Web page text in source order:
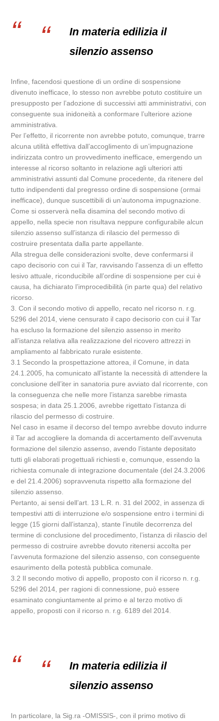
In materia edilizia il
silenzio assenso
Infine, facendosi questione di un ordine di sospensione
divenuto inefficace, lo stesso non avrebbe potuto costituire un
presupposto per l’adozione di successivi atti amministrativi, con
conseguente sua inidoneità a conformare l’ulteriore azione
amministrativa.
Per l’effetto, il ricorrente non avrebbe potuto, comunque, trarre
alcuna utilità effettiva dall’accoglimento di un’impugnazione
indirizzata contro un provvedimento inefficace, emergendo un
interesse al ricorso soltanto in relazione agli ulteriori atti
amministrativi assunti dal Comune procedente, da ritenere del
tutto indipendenti dal pregresso ordine di sospensione (ormai
inefficace), dunque suscettibili di un’autonoma impugnazione.
Come si osserverà nella disamina del secondo motivo di
appello, nella specie non risultava neppure configurabile alcun
silenzio assenso sull’istanza di rilascio del permesso di
costruire presentata dalla parte appellante.
Alla stregua delle considerazioni svolte, deve confermarsi il
capo decisorio con cui il Tar, ravvisando l’assenza di un effetto
lesivo attuale, riconducibile all’ordine di sospensione per cui è
causa, ha dichiarato l’improcedibilità (in parte qua) del relativo
ricorso.
3. Con il secondo motivo di appello, recato nel ricorso n. r.g.
5296 del 2014, viene censurato il capo decisorio con cui il Tar
ha escluso la formazione del silenzio assenso in merito
all’istanza relativa alla realizzazione del ricovero attrezzi in
ampliamento al fabbricato rurale esistente.
3.1 Secondo la prospettazione attorea, il Comune, in data
24.1.2005, ha comunicato all’istante la necessità di attendere la
conclusione dell’iter in sanatoria pure avviato dal ricorrente, con
la conseguenza che nelle more l’istanza sarebbe rimasta
sospesa; in data 25.1.2006, avrebbe rigettato l’istanza di
rilascio del permesso di costruire.
Nel caso in esame il decorso del tempo avrebbe dovuto indurre
il Tar ad accogliere la domanda di accertamento dell’avvenuta
formazione del silenzio assenso, avendo l’istante depositato
tutti gli elaborati progettuali richiesti e, comunque, essendo la
richiesta comunale di integrazione documentale (del 24.3.2006
e del 21.4.2006) sopravvenuta rispetto alla formazione del
silenzio assenso.
Pertanto, ai sensi dell’art. 13 L.R. n. 31 del 2002, in assenza di
tempestivi atti di interruzione e/o sospensione entro i termini di
legge (15 giorni dall’istanza), stante l’inutile decorrenza del
termine di conclusione del procedimento, l’istanza di rilascio del
permesso di costruire avrebbe dovuto ritenersi accolta per
l’avvenuta formazione del silenzio assenso, con conseguente
esaurimento della potestà pubblica comunale.
3.2 Il secondo motivo di appello, proposto con il ricorso n. r.g.
5296 del 2014, per ragioni di connessione, può essere
esaminato congiuntamente al primo e al terzo motivo di
appello, proposti con il ricorso n. r.g. 6189 del 2014.
In materia edilizia il
silenzio assenso
In particolare, la Sig.ra -OMISSIS-, con il primo motivo di